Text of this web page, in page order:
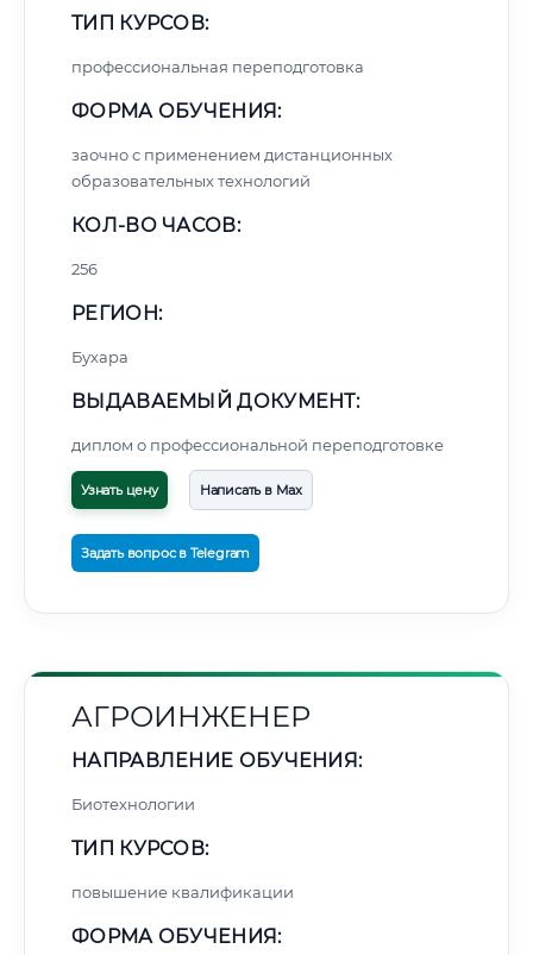
ТИП КУРСОВ:
профессиональная переподготовка
ФОРМА ОБУЧЕНИЯ:
заочно с применением дистанционных
образовательных технологий
КОЛ-ВО ЧАСОВ:
256
РЕГИОН:
Бухара
ВЫДАВАЕМЫЙ ДОКУМЕНТ:
диплом о профессиональной переподготовке
Узнать цену Написать в Max
Задать вопрос в Telegram
АГРОИНЖЕНЕР
НАПРАВЛЕНИЕ ОБУЧЕНИЯ:
Биотехнологии
ТИП КУРСОВ:
повышение квалификации
ФОРМА ОБУЧЕНИЯ: